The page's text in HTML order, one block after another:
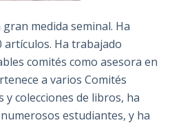
medida seminal. Ha
artículos. Ha trabajado
comités como asesora en
a varios Comités
y colecciones de libros, ha
estudiantes, y ha